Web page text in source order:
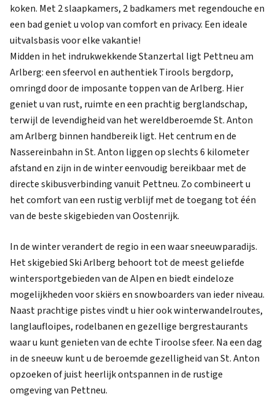
koken. Met 2 slaapkamers, 2 badkamers met regendouche en
een bad geniet u volop van comfort en privacy. Een ideale
uitvalsbasis voor elke vakantie!
Midden in het indrukwekkende Stanzertal ligt Pettneu am
Arlberg: een sfeervol en authentiek Tirools bergdorp,
omringd door de imposante toppen van de Arlberg. Hier
geniet u van rust, ruimte en een prachtig berglandschap,
terwijl de levendigheid van het wereldberoemde St. Anton
am Arlberg binnen handbereik ligt. Het centrum en de
Nassereinbahn in St. Anton liggen op slechts 6 kilometer
afstand en zijn in de winter eenvoudig bereikbaar met de
directe skibusverbinding vanuit Pettneu. Zo combineert u
het comfort van een rustig verblijf met de toegang tot één
van de beste skigebieden van Oostenrijk.
In de winter verandert de regio in een waar sneeuwparadijs.
Het skigebied Ski Arlberg behoort tot de meest geliefde
wintersportgebieden van de Alpen en biedt eindeloze
mogelijkheden voor skiërs en snowboarders van ieder niveau.
Naast prachtige pistes vindt u hier ook winterwandelroutes,
langlaufloipes, rodelbanen en gezellige bergrestaurants
waar u kunt genieten van de echte Tiroolse sfeer. Na een dag
in de sneeuw kunt u de beroemde gezelligheid van St. Anton
opzoeken of juist heerlijk ontspannen in de rustige
omgeving van Pettneu.